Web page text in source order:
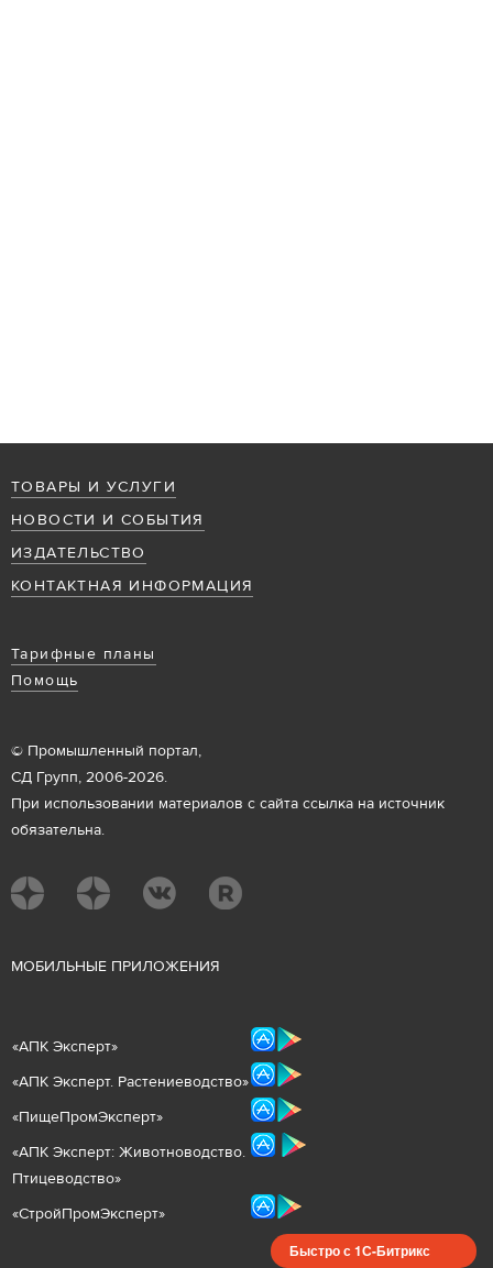
ТОВАРЫ И УСЛУГИ
НОВОСТИ И СОБЫТИЯ
ИЗДАТЕЛЬСТВО
КОНТАКТНАЯ ИНФОРМАЦИЯ
Тарифные планы
Помощь
© Промышленный портал,
СД Групп, 2006-2026.
При использовании материалов с сайта ссылка на источник
обязательна.
МОБИЛЬНЫЕ ПРИЛОЖЕНИЯ
«АПК Эксперт»
«АПК Эксперт. Растениеводство»
«ПищеПромЭксперт»
«АПК Эксперт: Животноводство.
Птицеводство»
«СтройПромЭксперт»
Быстро с 1С-Битрикс